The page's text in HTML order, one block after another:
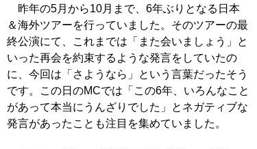
昨年の5月から10月まで、6年ぶりとなる日本
＆海外ツアーを行っていました。そのツアーの最
終公演にて、これまでは「また会いましょう」と
いった再会を約束するような発言をしていたの
に、今回は「さようなら」という言葉だったそう
です。この日のMCでは「この6年、いろんなこと
があって本当にうんざりでした」とネガティブな
発言があったことも注目を集めていました。